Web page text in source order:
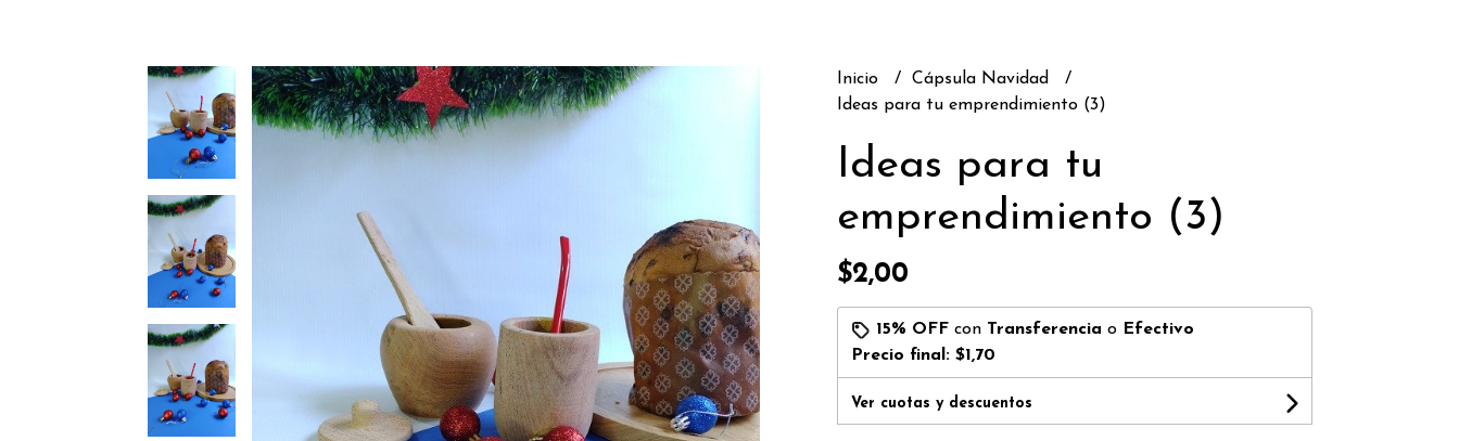
Inicio
Cápsula Navidad
Ideas para tu emprendimiento (3)
Ideas para tu
emprendimiento (3)
$2,00
15% OFFcon Transferencia o Efectivo
Precio final: $1,70
Ver cuotas y descuentos